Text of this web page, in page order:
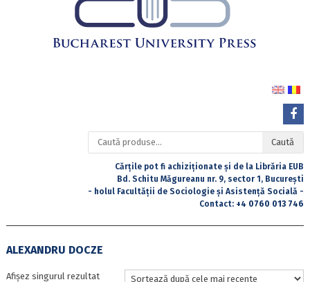
Caută
după:
Caută
Cărțile pot fi achiziționate și de la Librăria EUB
Bd. Schitu Măgureanu nr. 9, sector 1, București
- holul Facultății de Sociologie și Asistență Socială -
Contact: +4 0760 013 746
ALEXANDRU DOCZE
Afișez singurul rezultat